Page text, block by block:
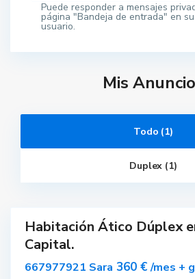
Puede responder a mensajes
página "Bandeja de entrada" en
usuario.
Mis
Todo (1)
Duplex (1)
b
Habitación Ático Dúplex
Capital.
667977921 Sara 360 €/mes +